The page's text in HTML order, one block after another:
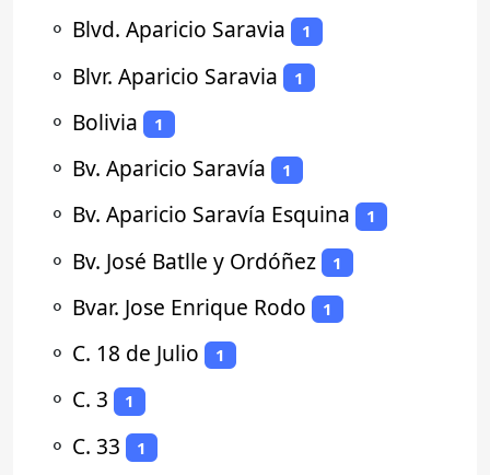
⚬ Blvd. Aparicio Saravia 1
⚬ Blvr. Aparicio Saravia 1
⚬ Bolivia 1
⚬ Bv. Aparicio Saravía 1
⚬ Bv. Aparicio Saravía Esquina 1
⚬ Bv. José Batlle y Ordóñez 1
⚬ Bvar. Jose Enrique Rodo 1
⚬ C. 18 de Julio 1
⚬ C. 3 1
⚬ C. 33 1